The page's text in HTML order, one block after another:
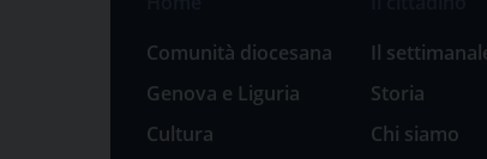
Comunità diocesana
Genova e Liguria
Cultura
Il
Storia
Chi siamo